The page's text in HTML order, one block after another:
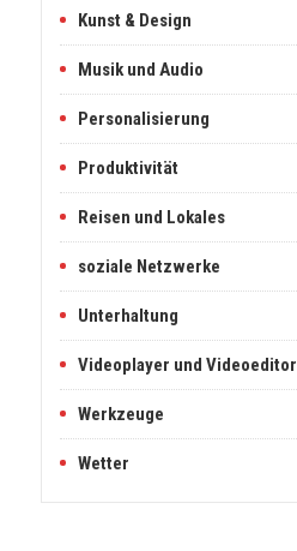
Kunst & Design
Musik und Audio
Personalisierung
Produktivität
Reisen und Lokales
soziale Netzwerke
Unterhaltung
Videoplayer und Videoeditor
Werkzeuge
Wetter